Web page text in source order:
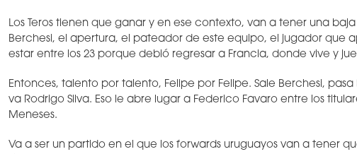
Los Teros tienen que ganar y en ese contexto, van a tener una
Berchesi, el apertura, el pateador de este equipo, el jugador que
estar entre los 23 porque debió regresar a Francia, donde vive y
Entonces, talento por talento, Felipe por Felipe. Sale Berchesi,
va Rodrigo Silva. Eso le abre lugar a Federico Favaro entre los
Meneses.
Va a ser un partido en el que los forwards uruguayos van a tener